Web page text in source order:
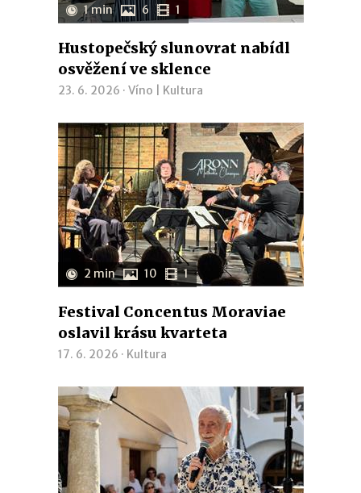
1 min 6 1
Hustopečský slunovrat nabídl
osvěžení ve sklence
23. 6. 2026 · Víno Kultura
2 min 10 1
Festival Concentus Moraviae
oslavil krásu kvarteta
17. 6. 2026 · Kultura